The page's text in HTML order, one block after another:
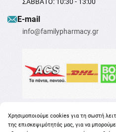
ΣΑΒΒΑΤΟ: 10:30 - 13:00
Ε-mail
info@familypharmacy.gr
Χρησιμοποιούμε cookies για τη σωστή
της επισκεψιμότητάς μας, για να